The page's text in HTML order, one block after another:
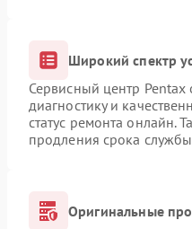
Широкий спектр
Сервисный центр Pentax
диагностику и
статус ремонта онлайн.
продления срока
Оригинальные